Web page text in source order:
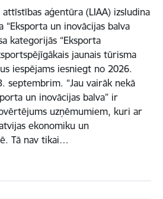
aģentūra (LIAA) izsludina
“Eksporta un inovācijas balva
kategorijās “Eksporta
jaunais tūrisma
iespējams iesniegt no 2026.
septembrim. “Jau vairāk nekā
un inovācijas balva” ir
uzņēmumiem, kuri ar
ekonomiku un
Tā nav tikai…